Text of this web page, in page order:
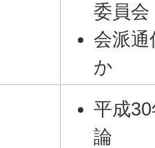
委員会
会派
か
平成
論